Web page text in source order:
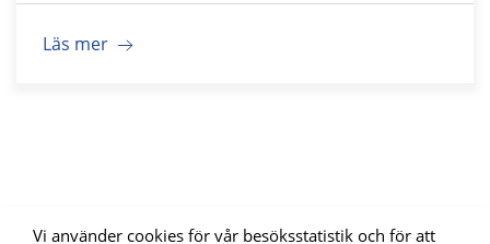
Läs mer
Vi använder cookies för vår besöksstatistik och för att